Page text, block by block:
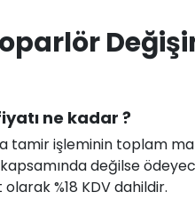
ne kadar ?
tamir işleminin toplam
değilse
%18 KDV dahildir.